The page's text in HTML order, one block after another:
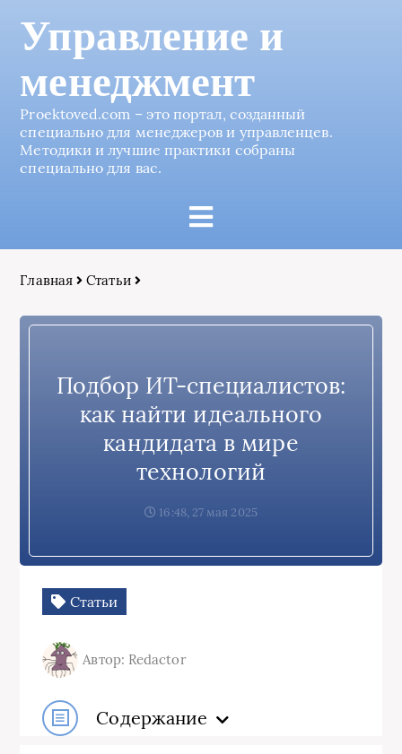
Управление и
менеджмент
Proektoved.com – это портал, созданный
специально для менеджеров и управленцев.
Методики и лучшие практики собраны
специально для вас.
Главная Статьи
Подбор ИТ-специалистов:
как найти идеального
кандидата в мире
технологий
16:48, 27 мая 2025
Статьи
Автор: Redactor
Содержание